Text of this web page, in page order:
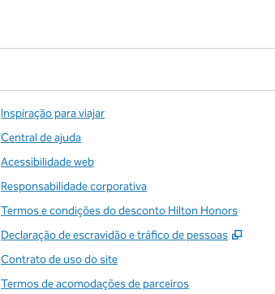
Inspiração para viajar
Central de ajuda
Acessibilidade web
Responsabilidade corporativa
Termos e condições do desconto Hilton Honors
Declaração de escravidão e tráfico de pessoas
,
Contrato de uso do site
Termos de acomodações de parceiros